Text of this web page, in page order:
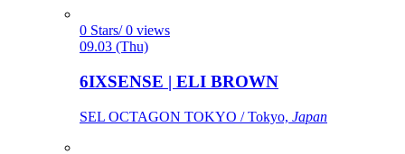
0 Stars/ 0 views
09.03 (Thu)
6IXSENSE | ELI BROWN
SEL OCTAGON TOKYO / Tokyo, Japan